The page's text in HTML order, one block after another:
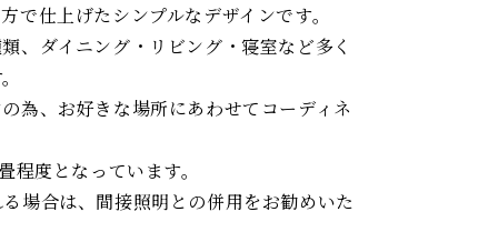
で仕上げたシンプルなデザインです。
、ダイニング・リビング・寝室など多く
為、お好きな場所にあわせてコーディネ
度となっています。
場合は、間接照明との併用をお勧めいた